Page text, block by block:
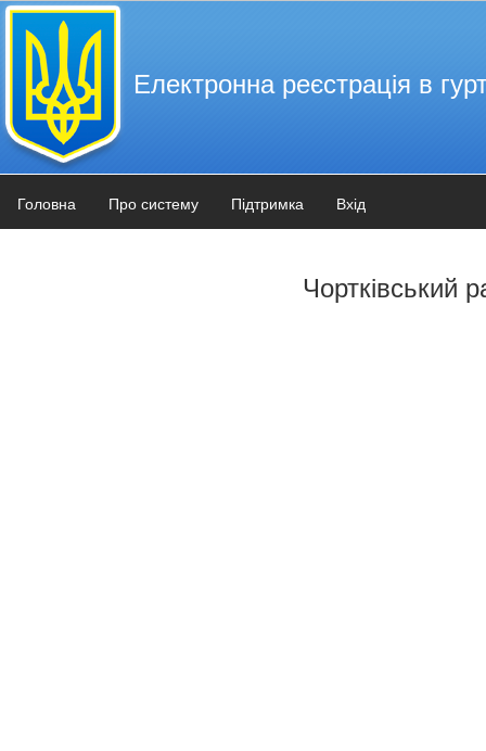
Електронна реєстрація в
Головна Про систему Підтримка Вхід
Чортківський